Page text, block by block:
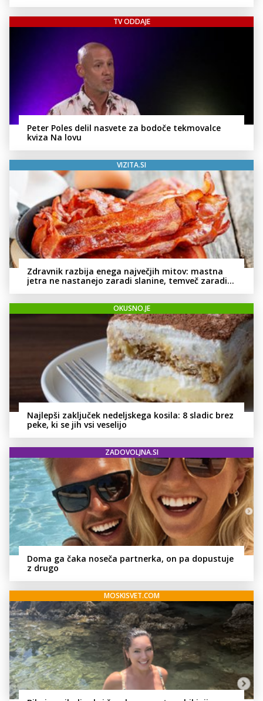
TV ODDAJE
Peter Poles delil nasvete za bodoče tekmovalce
kviza Na lovu
VIZITA.SI
Zdravnik razbija enega največjih mitov: mastna
jetra ne nastanejo zaradi slanine, temveč zaradi
OKUSNO.JE
Najlepši zaključek nedeljskega kosila: 8 sladic brez
peke, ki se jih vsi veselijo
ZADOVOLJNA.SI
Doma ga čaka noseča partnerka, on pa dopustuje
z drugo
MOSKISVET.COM